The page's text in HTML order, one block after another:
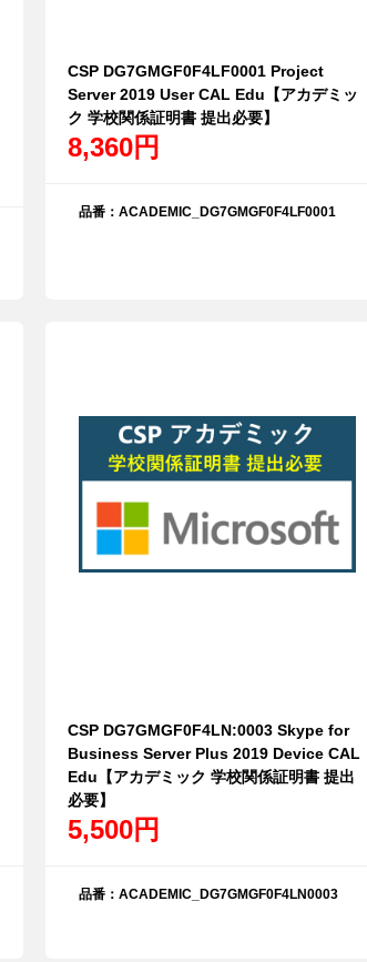
CSP DG7GMGF0F4LF0001 Project
Server 2019 User CAL Edu【アカデミッ
ク 学校関係証明書 提出必要】
8,360円
品番：ACADEMIC_DG7GMGF0F4LF0001
CSP DG7GMGF0F4LN:0003 Skype for
Business Server Plus 2019 Device CAL
Edu【アカデミック 学校関係証明書 提出
必要】
5,500円
品番：ACADEMIC_DG7GMGF0F4LN0003